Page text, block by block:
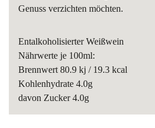
Genuss verzichten möchten.
Entalkoholisierter Weißwein
Nährwerte je 100ml:
Brennwert 80.9 kj / 19.3 kcal
Kohlenhydrate 4.0g
davon Zucker 4.0g